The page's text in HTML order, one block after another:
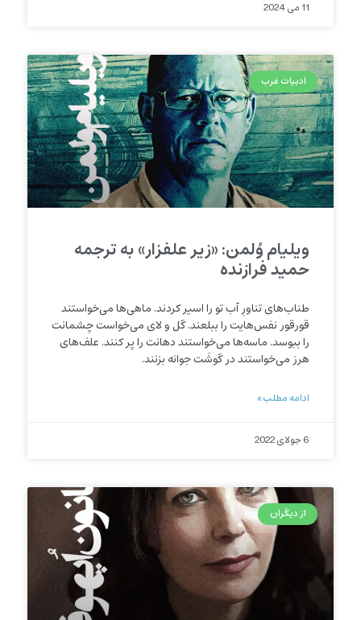
11 می 2024
ادبیات غرب
ویلیام وُلمن: «زیر علفزار» به ترجمه
حمید فرازنده
طناب‌های تناورِ آب تو را اسیر کردند. ماهی‌ها می‌خواستند
قورقور نفس‌هایت را ببلعند. گل و لای می‌خواست چشمانت
را ببوسد. ماسه‌ها می‌خواستند دهانت را پر کنند. علف‌های
هرز می‌خواستند در گوشَت جوانه بزنند.
ادامه مطلب »
6 جولای 2022
از دیگران